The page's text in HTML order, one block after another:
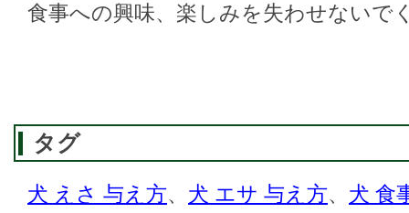
食事への興味、楽しみを失わせないで
タグ
犬 えさ 与え方、 犬 エサ 与え方、 犬 食